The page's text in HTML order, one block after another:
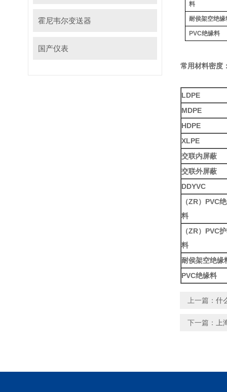
霍尼韦尔变送器
国产仪表
料
耐侯架空绝缘
PVC绝缘料
常用材料密度
LDPE
MDPE
HDPE
XLPE
交联内屏蔽
交联外屏蔽
DDYVC
（ZR） PVC
料
（ZR） PVC
料
耐侯架空绝缘
PVC绝缘料
上一篇： 什
下一篇：